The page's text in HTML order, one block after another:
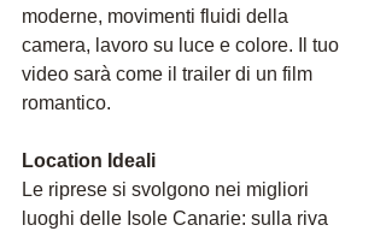
moderne, movimenti fluidi della
camera, lavoro su luce e colore. Il tuo
video sarà come il trailer di un film
romantico.
Location Ideali
Le riprese si svolgono nei migliori
luoghi delle Isole Canarie: sulla riva